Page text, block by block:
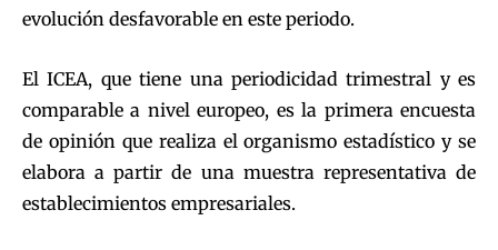
evolución desfavorable en este periodo.
El ICEA, que tiene una periodicidad trimestral y es
comparable a nivel europeo, es la primera encuesta
de opinión que realiza el organismo estadístico y se
elabora a partir de una muestra representativa de
establecimientos empresariales.